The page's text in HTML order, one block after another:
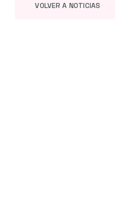
VOLVER A NOTICIAS